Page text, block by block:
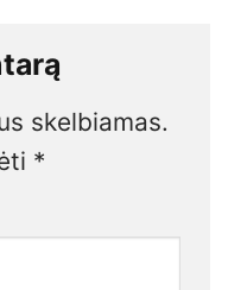
skelbiamas.
*